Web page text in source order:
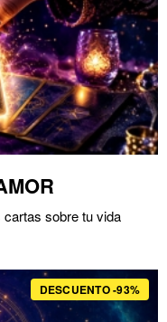
sobre tu vida
DESCUENTO -93%